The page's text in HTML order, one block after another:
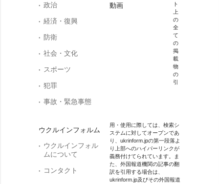
政治
経済・復興
防衛
社会・文化
スポーツ
犯罪
事故・緊急事態
ウクルインフォルム
ウクルインフォル
ムについて
コンタクト
動画
ト
上
の
全
て
の
掲
載
物
の
引
用・使用に際しては、検索シ
ステムに対してオープンであ
り、ukrinform.jpの第一段落よ
り上部へのハイパーリンクが
義務付けてられています。ま
た、外国報道機関の記事の翻
訳を引用する場合は、
ukrinform.jp及びその外国報道